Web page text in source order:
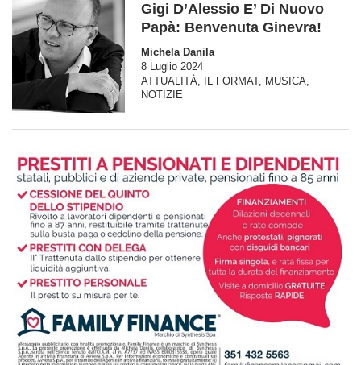
Gigi D’Alessio E’ Di Nuovo
Papà: Benvenuta Ginevra!
Michela Danila
8 Luglio 2024
ATTUALITÀ, IL FORMAT, MUSICA,
NOTIZIE